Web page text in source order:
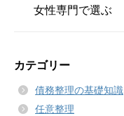
女性専門で選ぶ
カテゴリー
債務整理の基礎知識
任意整理